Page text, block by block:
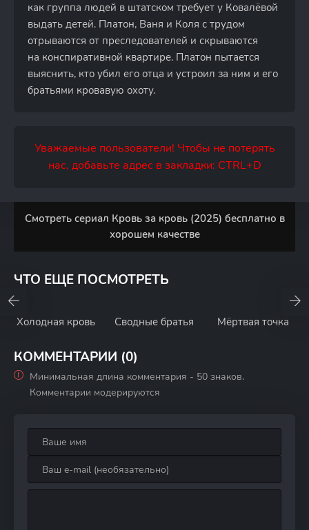
как группа людей в штатском требует у Ковалёвой
выдать детей. Платон, Ваня и Коля с трудом
отрываются от преследователей и скрываются
на конспиративной квартире. Платон пытается
выяснить, кто убил его отца и устроил за ним и его
братьями кровавую охоту.
Уважаемые пользователи! Чтобы не потерять
нас, добавьте адрес в закладки: CTRL+D
Смотреть сериал Кровь за кровь (2025) бесплатно в
хорошем качестве
ЧТО ЕЩЕ ПОСМОТРЕТЬ
Холодная кровь Сводные братья Мёртвая точка
КОММЕНТАРИИ (0)
Минимальная длина комментария - 50 знаков.
Комментарии модерируются